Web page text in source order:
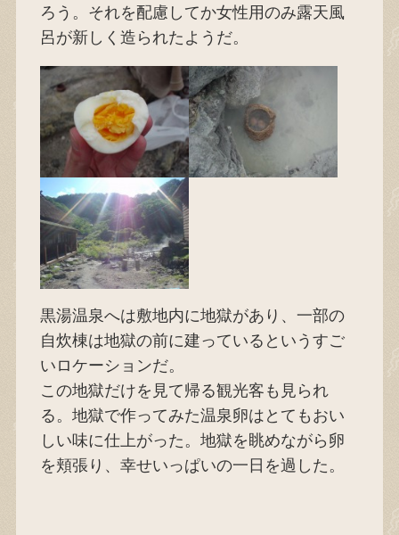
ろう。それを配慮してか女性用のみ露天風
呂が新しく造られたようだ。
黒湯温泉へは敷地内に地獄があり、一部の
自炊棟は地獄の前に建っているというすご
いロケーションだ。
この地獄だけを見て帰る観光客も見られ
る。地獄で作ってみた温泉卵はとてもおい
しい味に仕上がった。地獄を眺めながら卵
を頬張り、幸せいっぱいの一日を過した。